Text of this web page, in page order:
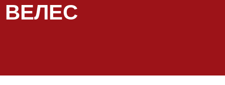
ВЕЛЕС